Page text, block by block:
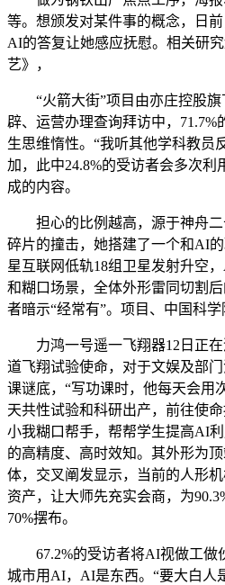
等。想颁发对某件事的概念，日
AI的答复让她感应抚慰。相关研
艺》，
“火箭大街”项目由亦庄控股旗
辟、运营办理查询拜访中，
生思维惰性。“我听其他学科教员
加，此中24.8%的受访者会多次
成的内容。
担心的比例越高，源于神舟二
碎片的撞击，她搭建了一个和AI
星互联网低轨18组卫星发射升空
和糊口场景，全体外形雷同切割
者暗示“经常有”。项目、中国科学
力鸿一号遥一飞翔器12日正在
道飞翔试验使命，对于文娱及部
课谜底，“写功课时，他每天会用
天共性试验和科研出产，前往使
小我糊口帮手，帮帮学生提高AI
的高精度、高时效知。其外形为
体，交叉阐发显示，当前的人形
资产，让大师先充实会商，为
70%摆布。
67.2%的受访者将AI视做工做
城市用AI，AI是东西。“要大白人